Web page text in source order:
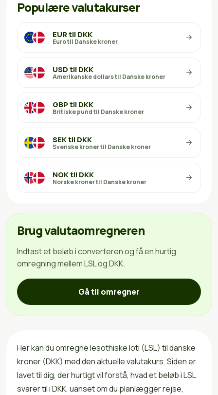
Populære valutakurser
EUR til DKK
Euro til Danske kroner
USD til DKK
Amerikanske dollars til Danske kroner
GBP til DKK
Britiske pund til Danske kroner
SEK til DKK
Svenske kroner til Danske kroner
NOK til DKK
Norske kroner til Danske kroner
Brug valutaomregneren
Indtast et beløb i converteren og få en hurtig
omregning mellem LSL og DKK.
Gå til omregner
Her kan du omregne lesothiske loti (LSL) til danske
kroner (DKK) med den aktuelle valutakurs. Siden er
lavet til dig, der hurtigt vil forstå, hvad et beløb i LSL
svarer til i DKK, uanset om du planlægger rejse,